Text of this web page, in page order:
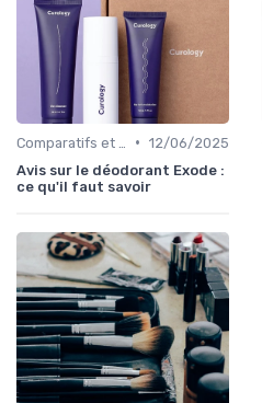
• 12/06/2025
Avis sur le déodorant Exode :
ce qu'il faut savoir